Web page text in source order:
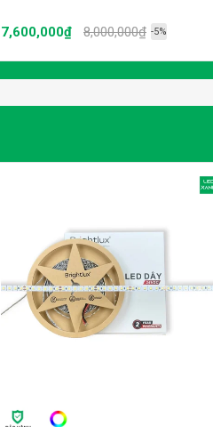
7,600,000₫ 8,000,000₫ -5%